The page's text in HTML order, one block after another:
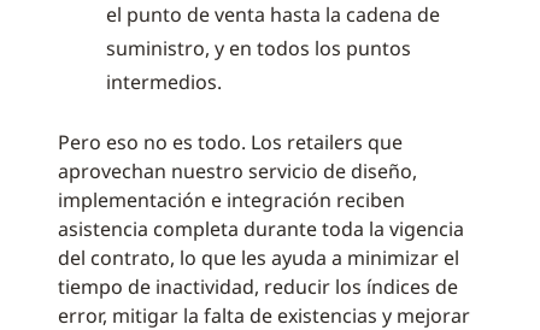
el punto de venta hasta la cadena de
suministro, y en todos los puntos
intermedios.
Pero eso no es todo. Los retailers que
aprovechan nuestro servicio de diseño,
implementación e integración reciben
asistencia completa durante toda la vigencia
del contrato, lo que les ayuda a minimizar el
tiempo de inactividad, reducir los índices de
error, mitigar la falta de existencias y mejorar